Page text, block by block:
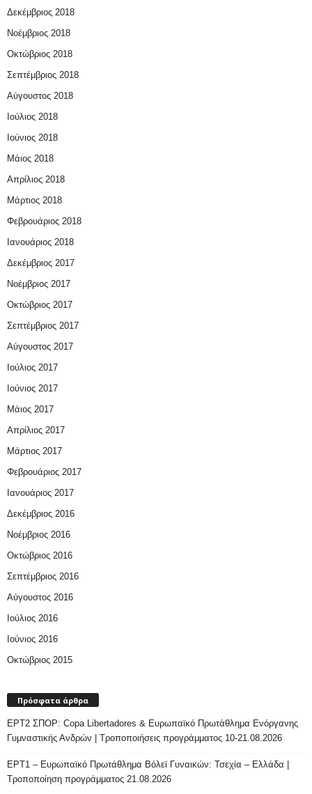
Δεκέμβριος 2018
Νοέμβριος 2018
Οκτώβριος 2018
Σεπτέμβριος 2018
Αύγουστος 2018
Ιούλιος 2018
Ιούνιος 2018
Μάιος 2018
Απρίλιος 2018
Μάρτιος 2018
Φεβρουάριος 2018
Ιανουάριος 2018
Δεκέμβριος 2017
Νοέμβριος 2017
Οκτώβριος 2017
Σεπτέμβριος 2017
Αύγουστος 2017
Ιούλιος 2017
Ιούνιος 2017
Μάιος 2017
Απρίλιος 2017
Μάρτιος 2017
Φεβρουάριος 2017
Ιανουάριος 2017
Δεκέμβριος 2016
Νοέμβριος 2016
Οκτώβριος 2016
Σεπτέμβριος 2016
Αύγουστος 2016
Ιούλιος 2016
Ιούνιος 2016
Οκτώβριος 2015
Πρόσφατα άρθρα
ΕΡΤ2 ΣΠΟΡ: Copa Libertadores & Ευρωπαϊκό Πρωτάθλημα Ενόργανης
Γυμναστικής Ανδρών | Τροποποιήσεις προγράμματος 10-21.08.2026
ΕΡΤ1 – Ευρωπαϊκό Πρωτάθλημα Βόλεϊ Γυναικών: Τσεχία – Ελλάδα |
Τροποποίηση προγράμματος 21.08.2026